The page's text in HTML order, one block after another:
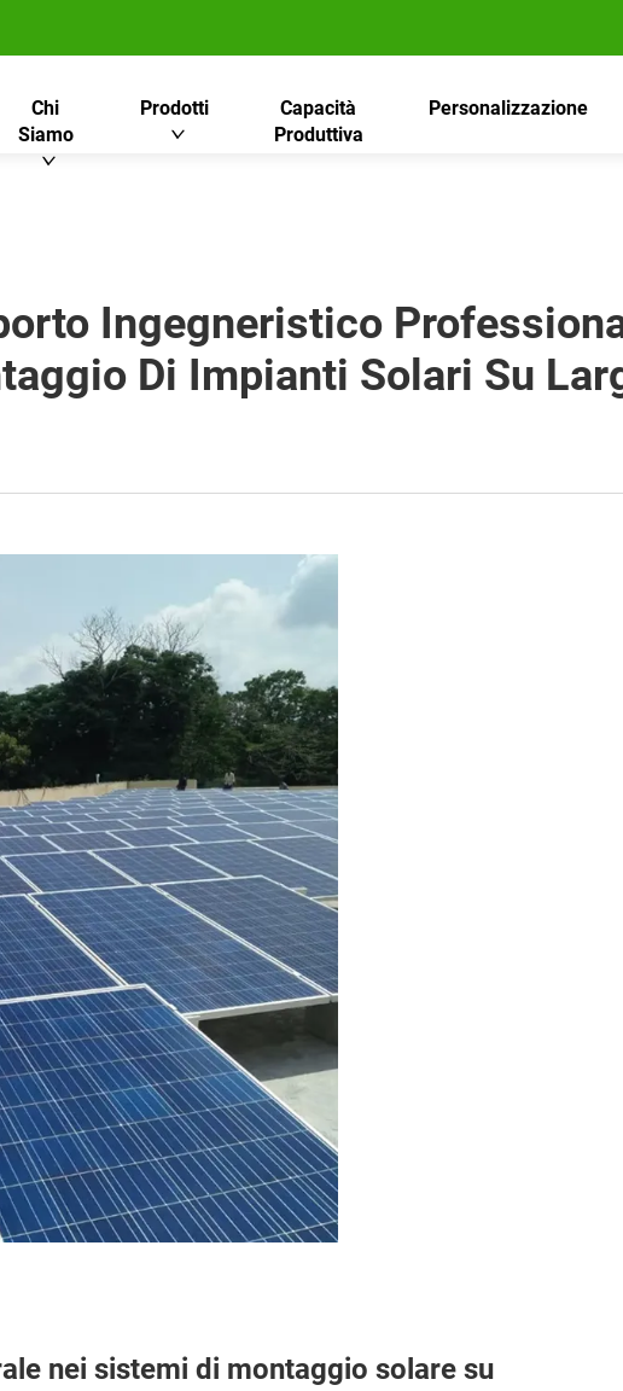
Chi
Siamo
Prodotti
Capacità
Produttiva
Personalizzazione
Ingegneristico
Di Impianti Solari Su
nei sistemi di montaggio solare su